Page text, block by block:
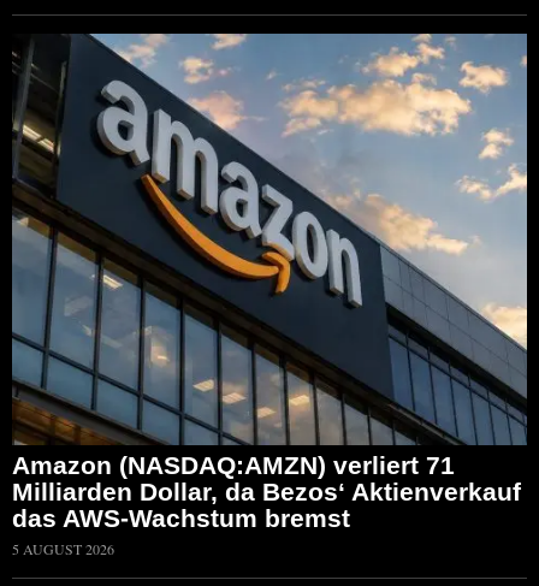
Amazon (NASDAQ:AMZN) verliert 71
Milliarden Dollar, da Bezos‘ Aktienverkauf
das AWS-Wachstum bremst
5 AUGUST 2026